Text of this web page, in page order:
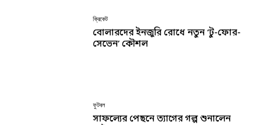
ক্রিকেট
বোলারদের ইনজুরি রোধে নতুন ‘টু-ফোর-
সেভেন’ কৌশল
ফুটবল
সাফল্যের পেছনে ত্যাগের গল্প শুনালেন